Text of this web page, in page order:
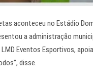
aconteceu no Estádio
a administração
Eventos Esportivos,
disse.